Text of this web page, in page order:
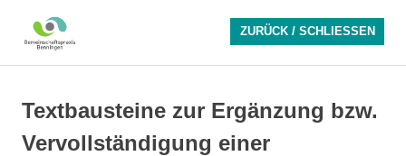
springen
Textbausteine zur Ergänzung bzw.
Vervollständigung einer